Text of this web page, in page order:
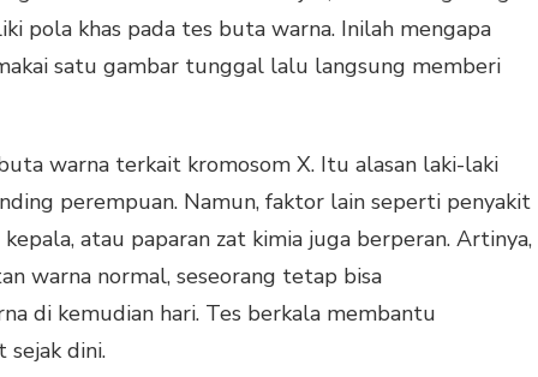
pola khas pada tes buta warna. Inilah mengapa
satu gambar tunggal lalu langsung memberi
warna terkait kromosom X. Itu alasan laki-laki
perempuan. Namun, faktor lain seperti penyakit
atau paparan zat kimia juga berperan. Artinya,
warna normal, seseorang tetap bisa
di kemudian hari. Tes berkala membantu
dini.